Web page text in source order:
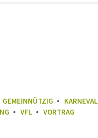
GEMEINNÜTZIG KARNEVAL
VFL VORTRAG